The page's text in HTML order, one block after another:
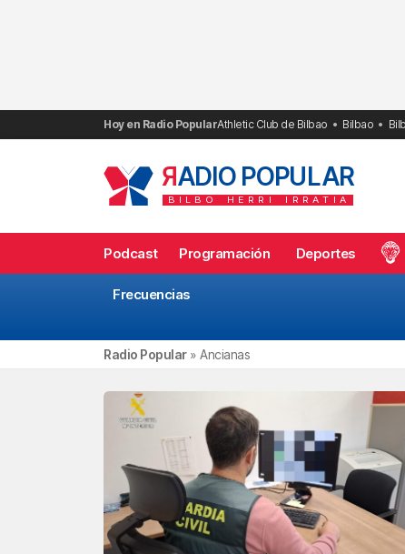
Hoy en Radio PopularAthletic Club de Bilbao Bilbao
RADIO POPULAR
BILBO HERRI IRRATIA
Podcast Programación Deportes
Frecuencias
Radio Popular» Ancianas